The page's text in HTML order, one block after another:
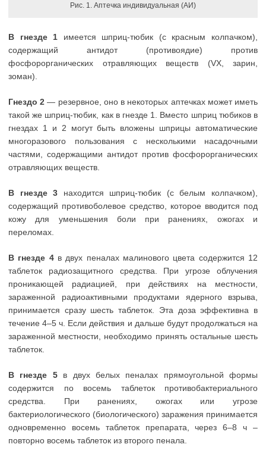
Рис. 1. Аптечка индивидуальная (АИ)
В гнезде 1 имеется шприц-тюбик (с красным колпачком),
содержащий антидот (противоядие) против
фосфорорганических отравляющих веществ (VX, зарин,
зоман).
Гнездо 2 — резервное, оно в некоторых аптечках может иметь
такой же шприц-тюбик, как в гнезде 1. Вместо шприц тюбиков в
гнездах 1 и 2 могут быть вложены шприцы автоматические
многоразового пользования с несколькими насадочными
частями, содержащими антидот против фосфорорганических
отравляющих веществ.
В гнезде 3 находится шприц-тюбик (с белым колпачком),
содержащий противоболевое средство, которое вводится под
кожу для уменьшения боли при ранениях, ожогах и
переломах.
В гнезде 4в двух пеналах малинового цвета содержится 12
таблеток радиозащитного средства. При угрозе облучения
проникающей радиацией, при действиях на местности,
зараженной радиоактивными продуктами ядерного взрыва,
принимается сразу шесть таблеток. Эта доза эффективна в
течение 4–5 ч. Если действия и дальше будут продолжаться на
зараженной местности, необходимо принять остальные шесть
таблеток.
В гнезде 5в двух белых пеналах прямоугольной формы
содержится по восемь таблеток противобактериального
средства. При ранениях, ожогах или угрозе
бактериологического (биологического) заражения принимается
одновременно восемь таблеток препарата, через 6–8 ч –
повторно восемь таблеток из второго пенала.